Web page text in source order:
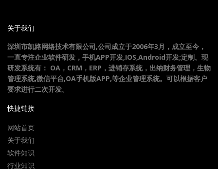
关于我们
深圳市凯路网络技术有限公司,公司成立于2006年3月，成立至今，
一直专注企业软件研发，手机APP开发,IOS,Android开发;定制。现
研发系统有： OA，CRM，ERP，进销存系统，出纳财务管理，生物
管理系统,微信平台,OA手机版APP,等企业管理系统。可以根据客户
要求进行二次开发。
快捷链接
网站首页
关于我们
软件知识
行业知识